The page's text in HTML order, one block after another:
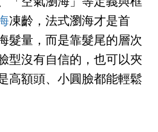
凍齡，法式瀏海才是首
髮量，而是靠髮尾的層次
型沒有自信的，也可以夾
高額頭、小圓臉都能輕鬆